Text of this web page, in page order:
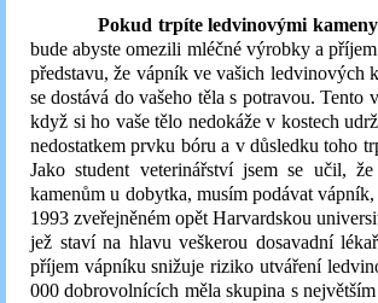
Pokud trpíte ledvinovými kameny
bude abyste omezili mléčné výrobky a
představu, že vápník ve vašich ledvinových
se dostává do vašeho těla s potravou.
když si ho vaše tělo nedokáže v kostech
nedostatkem prvku bóru a v důsledku toho
Jako student veterinářství jsem se učil,
kamenům u dobytka, musím podávat
1993 zveřejněném opět Harvardskou
jež staví na hlavu veškerou dosavadní
příjem vápníku snižuje riziko utváření
000 dobrovolnících měla skupina s